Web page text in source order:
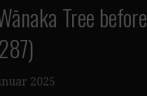
Tree before
2025